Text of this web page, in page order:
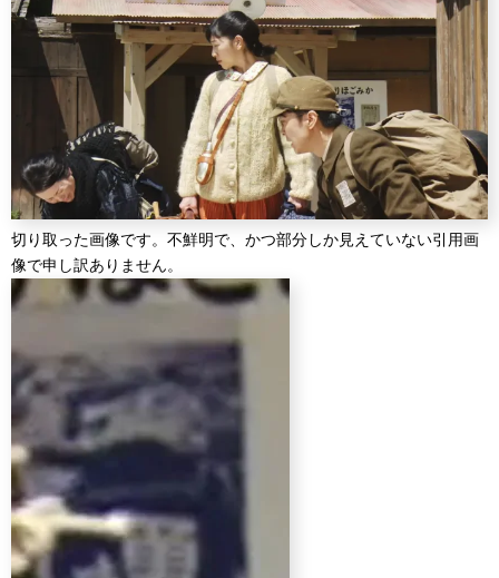
切り取った画像です。不鮮明で、かつ部分しか見えていない引用画
像で申し訳ありません。